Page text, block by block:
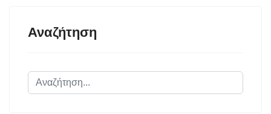
Αναζήτηση
Αναζήτηση...